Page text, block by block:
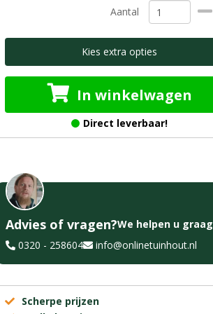
Aantal
Kies extra opties
In winkelwagen
Direct leverbaar!
Advies of vragen?We helpen u graag
0320 - 258604
info@onlinetuinhout.nl
Scherpe prijzen